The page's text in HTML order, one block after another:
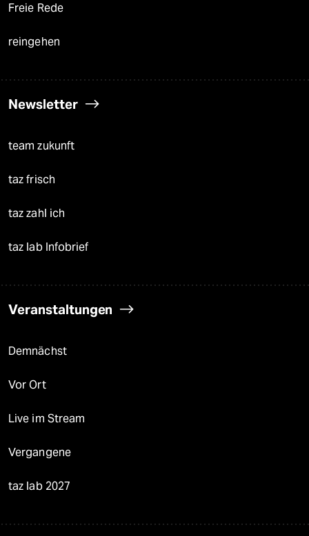
Freie Rede
reingehen
Newsletter
team zukunft
taz frisch
taz zahl ich
taz lab Infobrief
Veranstaltungen
Demnächst
Vor Ort
Live im Stream
Vergangene
taz lab 2027